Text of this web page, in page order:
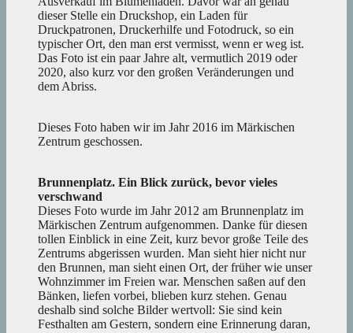
dieser Stelle ein Druckshop, ein Laden für
Druckpatronen, Druckerhilfe und Fotodruck, so ein
typischer Ort, den man erst vermisst, wenn er weg ist.
Das Foto ist ein paar Jahre alt, vermutlich 2019 oder
2020, also kurz vor den großen Veränderungen und
dem Abriss.
Dieses Foto haben wir im Jahr 2016 im Märkischen
Zentrum geschossen.
Brunnenplatz. Ein Blick zurück, bevor vieles
verschwand
Dieses Foto wurde im Jahr 2012 am Brunnenplatz im
Märkischen Zentrum aufgenommen. Danke für diesen
tollen Einblick in eine Zeit, kurz bevor große Teile des
Zentrums abgerissen wurden. Man sieht hier nicht nur
den Brunnen, man sieht einen Ort, der früher wie unser
Wohnzimmer im Freien war. Menschen saßen auf den
Bänken, liefen vorbei, blieben kurz stehen. Genau
deshalb sind solche Bilder wertvoll: Sie sind kein
Festhalten am Gestern, sondern eine Erinnerung daran,